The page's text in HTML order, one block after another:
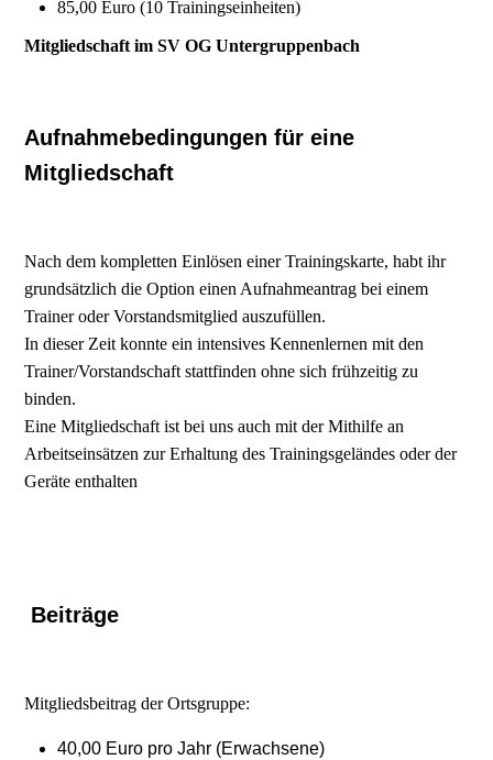
85,00 Euro (10 Trainingseinheiten)
Mitgliedschaft im SV OG Untergruppenbach
Aufnahmebedingungen für eine
Mitgliedschaft
Nach dem kompletten Einlösen einer Trainingskarte, habt ihr
grundsätzlich die Option einen Aufnahmeantrag bei einem
Trainer oder Vorstandsmitglied auszufüllen.
In dieser Zeit konnte ein intensives Kennenlernen mit den
Trainer/Vorstandschaft stattfinden ohne sich frühzeitig zu
binden.
Eine Mitgliedschaft ist bei uns auch mit der Mithilfe an
Arbeitseinsätzen zur Erhaltung des Trainingsgeländes oder der
Geräte enthalten
Beiträge
Mitgliedsbeitrag der Ortsgruppe:
40,00 Euro pro Jahr (Erwachsene)